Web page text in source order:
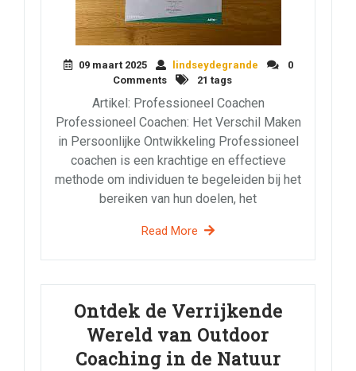
09 maart 2025 lindseydegrande
0
Comments
21 tags
Artikel: Professioneel Coachen
Professioneel Coachen: Het Verschil Maken
in Persoonlijke Ontwikkeling Professioneel
coachen is een krachtige en effectieve
methode om individuen te begeleiden bij het
bereiken van hun doelen, het
Read More
Ontdek de Verrijkende
Wereld van Outdoor
Coaching in de Natuur